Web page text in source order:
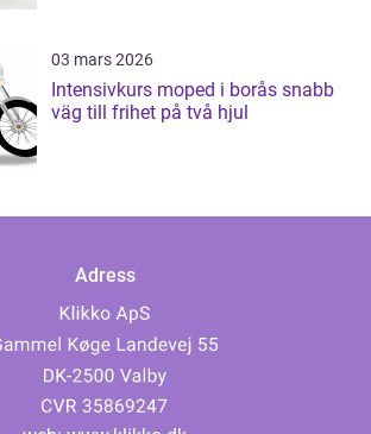
03 mars 2026
Intensivkurs moped i borås snabb
väg till frihet på två hjul
Adress